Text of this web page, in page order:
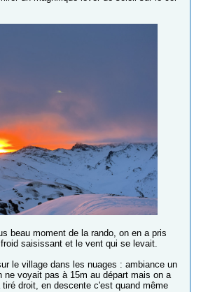
beau moment de la rando, on en a pris
saisissant et le vent qui se levait.
le village dans les nuages : ambiance un
ne voyait pas à 15m au départ mais on a
droit, en descente c'est quand même